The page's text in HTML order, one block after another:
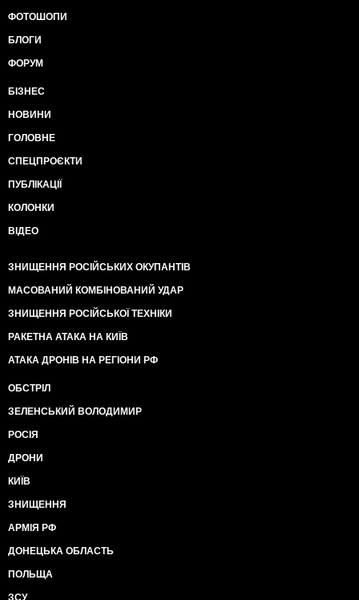
ФОТОШОПИ
БЛОГИ
ФОРУМ
БІЗНЕС
НОВИНИ
ГОЛОВНЕ
СПЕЦПРОЄКТИ
ПУБЛІКАЦІЇ
КОЛОНКИ
ВІДЕО
ЗНИЩЕННЯ РОСІЙСЬКИХ ОКУПАНТІВ
МАСОВАНИЙ КОМБІНОВАНИЙ УДАР
ЗНИЩЕННЯ РОСІЙСЬКОЇ ТЕХНІКИ
РАКЕТНА АТАКА НА КИЇВ
АТАКА ДРОНІВ НА РЕГІОНИ РФ
ОБСТРІЛ
ЗЕЛЕНСЬКИЙ ВОЛОДИМИР
РОСІЯ
ДРОНИ
КИЇВ
ЗНИЩЕННЯ
АРМІЯ РФ
ДОНЕЦЬКА ОБЛАСТЬ
ПОЛЬЩА
ЗСУ